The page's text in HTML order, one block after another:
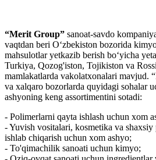
“Merit Group” sanoat-savdo
vaqtdan beri O‘zbekiston bozorida
mahsulotlar yetkazib berish bo‘yicha
Turkiya, Qozog'iston, Tojikiston va
mamlakatlarda vakolatxonalari mavjud.
va xalqaro bozorlarda quyidagi sohalar
ashyoning keng assortimentini sotadi:
- Polimerlarni qayta ishlash uchun xom
- Yuvish vositalari, kosmetika va
ishlab chiqarish uchun xom ashyo;
- To'qimachilik sanoati uchun kimyo;